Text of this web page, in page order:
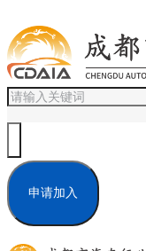
申请加入